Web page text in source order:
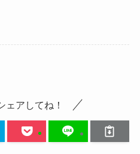
ェアしてね！